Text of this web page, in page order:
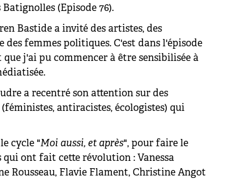
(Episode 76).
Bastide a invité des artistes, des
femmes politiques. C'est dans l'épisode
j'ai pu commencer à être sensibilisée à
a recentré son attention sur des
(féministes, antiracistes, écologistes) qui
cycle "Moi aussi, et après", pour faire le
qui ont fait cette révolution : Vanessa
Rousseau, Flavie Flament, Christine Angot